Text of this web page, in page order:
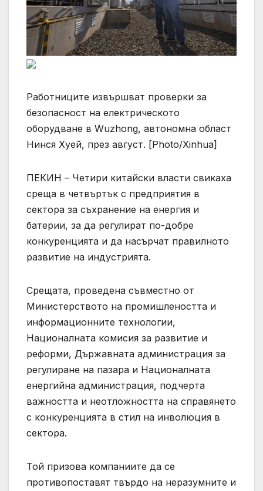
Работниците извършват проверки за
безопасност на електрическото
оборудване в Wuzhong, автономна област
Нинся Хуей, през август. [Photo/Xinhua]
ПЕКИН – Четири китайски власти свикаха
среща в четвъртък с предприятия в
сектора за съхранение на енергия и
батерии, за да регулират по-добре
конкуренцията и да насърчат правилното
развитие на индустрията.
Срещата, проведена съвместно от
Министерството на промишлеността и
информационните технологии,
Националната комисия за развитие и
реформи, Държавната администрация за
регулиране на пазара и Националната
енергийна администрация, подчерта
важността и неотложността на справянето
с конкуренцията в стил на инволюция в
сектора.
Той призова компаниите да се
противопоставят твърдо на неразумните и